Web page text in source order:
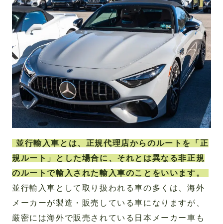
並行輸入車とは、正規代理店からのルートを「正
規ルート」とした場合に、それとは異なる非正規
のルートで輸入された輸入車のことをいいます。
並行輸入車として取り扱われる車の多くは、海外
メーカーが製造・販売している車になりますが、
厳密には海外で販売されている日本メーカー車も